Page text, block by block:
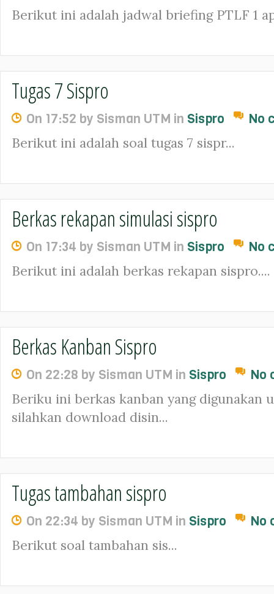
Berikut ini adalah jadwal briefing PTLF 1
Tugas 7 Sispro
On 17:52 by Sisman UTM in Sispro No
Berikut ini adalah soal tugas 7 sispr...
Berkas rekapan simulasi sispro
On 17:34 by Sisman UTM in Sispro No
Berikut ini adalah berkas rekapan sispro....
Berkas Kanban Sispro
On 22:28 by Sisman UTM in Sispro No
Beriku ini berkas kanban yang digunakan
silahkan download disin...
Tugas tambahan sispro
On 22:34 by Sisman UTM in Sispro No
Berikut soal tambahan sis...